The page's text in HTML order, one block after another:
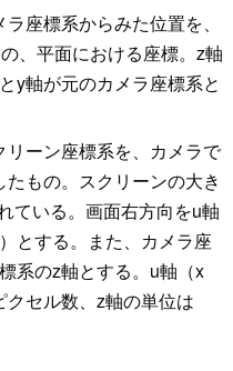
座標系からみた位置を、
、平面における座標。z軸
y軸が元のカメラ座標系と
ーン座標系を、カメラで
もの。スクリーンの大き
ている。画面右方向をu軸
とする。また、カメラ座
系のz軸とする。u軸（x
セル数、z軸の単位は